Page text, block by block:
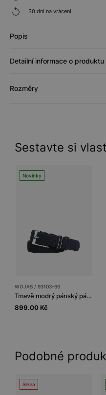
30 dní na vrácení
Popis
Detailní informace o produktu
Rozměry
Sestavte si
Novinky
WOJAS / 93103-66
Tmavě modrý pánský pásek s hnědou poutkou
899.00 Kč
Podobné
Sleva